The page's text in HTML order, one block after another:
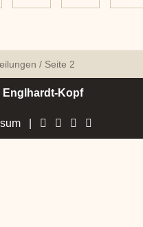
/ Seite 2
Englhardt-Kopf